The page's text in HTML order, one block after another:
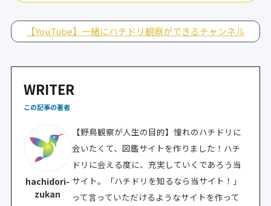
【YouTube】一緒にハチドリ観察ができるチャンネル
WRITER
この記事の著者
hachidori-
zukan
【野鳥観察が人生の目的】憧れのハチドリに
会いたくて、図鑑サイトを作りました！ハチ
ドリに会える度に、充実していくであろう当
サイト。「ハチドリを知るなら当サイト！」
って言っていただけるようなサイトを作って